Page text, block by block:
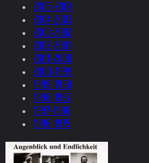
2005-2004
2004-2003
2003-2002
2002-2001
2001-2000
2000-1999
1999-1998
1998-1997
1997-1996
1996-1975